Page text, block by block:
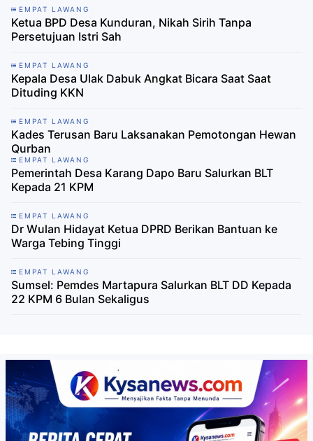
EMPAT LAWANG
Ketua BPD Desa Kunduran, Nikah Sirih Tanpa
Persetujuan Istri Sah
EMPAT LAWANG
Kepala Desa Ulak Dabuk Angkat Bicara Saat Saat
Dituding KKN
EMPAT LAWANG
Kades Terusan Baru Laksanakan Pemotongan Hewan
Qurban
EMPAT LAWANG
Pemerintah Desa Karang Dapo Baru Salurkan BLT
Kepada 21 KPM
EMPAT LAWANG
Dr Wulan Hidayat Ketua DPRD Berikan Bantuan ke
Warga Tebing Tinggi
EMPAT LAWANG
Sumsel: Pemdes Martapura Salurkan BLT DD Kepada
22 KPM 6 Bulan Sekaligus